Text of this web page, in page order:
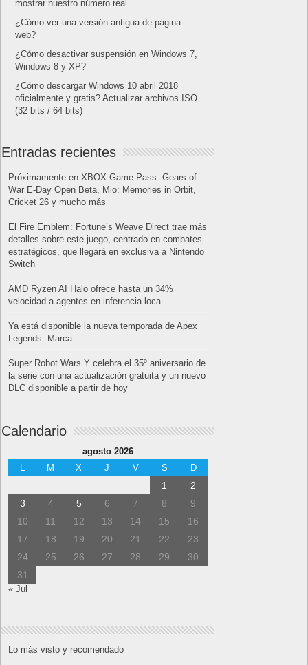
mostrar nuestro número real
¿Cómo ver una versión antigua de página
web?
¿Cómo desactivar suspensión en Windows 7,
Windows 8 y XP?
¿Cómo descargar Windows 10 abril 2018
oficialmente y gratis? Actualizar archivos ISO
(32 bits / 64 bits)
Entradas recientes
Próximamente en XBOX Game Pass: Gears of
War E-Day Open Beta, Mio: Memories in Orbit,
Cricket 26 y mucho más
El Fire Emblem: Fortune’s Weave Direct trae más
detalles sobre este juego, centrado en combates
estratégicos, que llegará en exclusiva a Nintendo
Switch
AMD Ryzen AI Halo ofrece hasta un 34%
velocidad a agentes en inferencia loca
Ya está disponible la nueva temporada de Apex
Legends: Marca
Super Robot Wars Y celebra el 35º aniversario de
la serie con una actualización gratuita y un nuevo
DLC disponible a partir de hoy
Calendario
agosto 2026
M X J V S D
1
2
3
4 5 6 7 8
9
10
11 12 13 14 15
16
17
18 19 20 21 22
23
24
25 26 27 28 29
30
31
« Jul
Lo más visto y recomendado